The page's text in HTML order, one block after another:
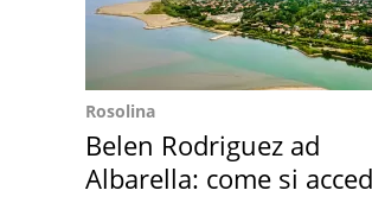
Rosolina
Belen Rodriguez ad
Albarella: come si